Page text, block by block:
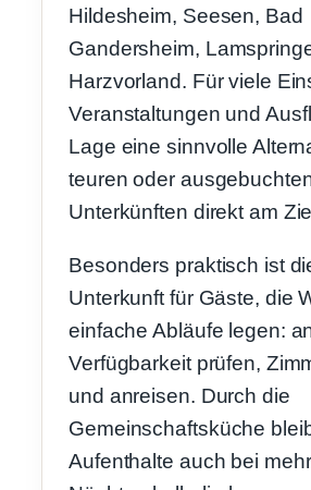
Hildesheim, Seesen, Bad
Gandersheim,
Harzvorland. Für viele
Veranstaltungen und
Lage eine sinnvolle
teuren oder
Unterkünften direkt am
Besonders praktisch ist
Unterkunft für Gäste, die
einfache Abläufe legen:
Verfügbarkeit prüfen,
und anreisen. Durch die
Gemeinschaftsküche
Aufenthalte auch bei